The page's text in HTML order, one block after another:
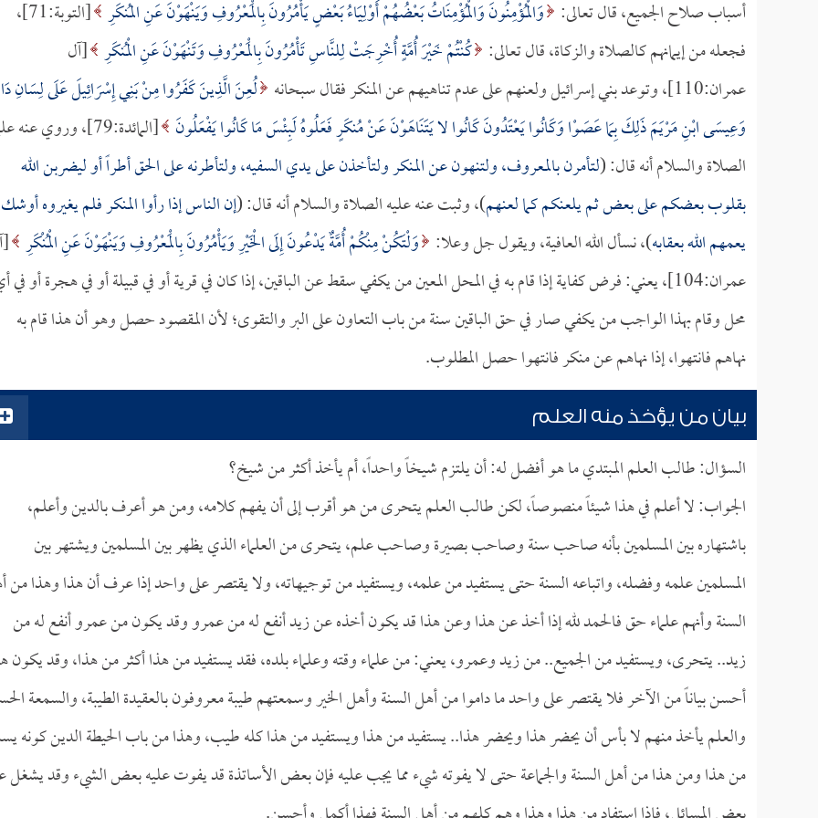
أسباب صلاح الجميع، قال تعالى: وَالْمُؤْمِنُونَ وَالْمُؤْمِنَاتُ بَعْضُهُمْ أَوْلِيَاءُ بَعْضٍ يَأْمُرُونَ بِالْمَعْرُوفِ وَيَنْهَوْنَ عَنِ المُنكَرِ
[التوبة:71]،
فجعله من إيمانهم كالصلاة والزكاة، قال تعالى: كُنْتُمْ خَيْرَ أُمَّةٍ أُخْرِجَتْ لِلنَّاسِ تَأْمُرُونَ بِالْمَعْرُوفِ وَتَنْهَوْنَ عَنِ الْمُنكَرِ [آل
عمران:110]، وتوعد بني إسرائيل ولعنهم على عدم تناهيهم عن المنكر فقال سبحانه
لُعِنَ الَّذِينَ كَفَرُوا مِنْ بَنِي إِسْرَائِيلَ عَلَى لِسَانِ
وَعِيسَى ابْنِ مَرْيَمَ ذَلِكَ بِمَا عَصَوْا وَكَانُوا يَعْتَدُونَ كَانُوا لا يَتَنَاهَوْنَ عَنْ مُنكَرٍ فَعَلُوهُ لَبِئْسَ مَا كَانُوا يَفْعَلُونَ
[المائدة:79]، وروي عنه
الصلاة والسلام أنه قال: (لتأمرن بالمعروف، ولتنهون عن المنكر ولتأخذن على يدي السفيه، ولتأطرنه على الحق أطراً أو ليضربن الله
بقلوب بعضكم على بعض ثم يلعنكم كما لعنهم)، وثبت عنه عليه الصلاة والسلام أنه قال: (إن الناس إذا رأوا المنكر فلم يغيروه
يعمهم الله بعقابه)، نسأل الله العافية، ويقول جل وعلا: وَلْتَكُنْ مِنْكُمْ أُمَّةٌ يَدْعُونَ إِلَى الْخَيْرِ وَيَأْمُرُونَ بِالْمَعْرُوفِ وَيَنْهَوْنَ عَنِ الْمُنْكَرِ
عمران:104]، يعني: فرض كفاية إذا قام به في المحل المعين من يكفي سقط عن الباقين، إذا كان في قرية أو في قبيلة أو في هجرة أو في
محل وقام بهذا الواجب من يكفي صار في حق الباقين سنة من باب التعاون على البر والتقوى؛ لأن المقصود حصل وهو أن هذا قام به
نهاهم فانتهوا، إذا نهاهم عن منكر فانتهوا حصل المطلوب.
بيان من يؤخذ منه العلم
السؤال: طالب العلم المبتدي ما هو أفضل له: أن يلتزم شيخاً واحداً، أم يأخذ أكثر من شيخ؟
الجواب: لا أعلم في هذا شيئاً منصوصاً، لكن طالب العلم يتحرى من هو أقرب إلى أن يفهم كلامه، ومن هو أعرف بالدين وأعلم،
باشتهاره بين المسلمين بأنه صاحب سنة وصاحب بصيرة وصاحب علم، يتحرى من العلماء الذي يظهر بين المسلمين ويشتهر بين
المسلمين علمه وفضله، واتباعه السنة حتى يستفيد من علمه، ويستفيد من توجيهاته، ولا يقتصر على واحد إذا عرف أن هذا وهذا من
السنة وأنهم علماء حق فالحمد لله إذا أخذ عن هذا وعن هذا قد يكون أخذه عن زيد أنفع له من عمرو وقد يكون من عمرو أنفع له من
زيد.. يتحرى، ويستفيد من الجميع.. من زيد وعمرو، يعني: من علماء وقته وعلماء بلده، فقد يستفيد من هذا أكثر من هذا، وقد يكون
أحسن بياناً من الآخر فلا يقتصر على واحد ما داموا من أهل السنة وأهل الخير وسمعتهم طيبة معروفون بالعقيدة الطيبة، والسمعة
والعلم يأخذ منهم لا بأس أن يحضر هذا ويحضر هذا.. يستفيد من هذا ويستفيد من هذا كله طيب، وهذا من باب الحيطة الدين كونه
من هذا ومن هذا من أهل السنة والجماعة حتى لا يفوته شيء مما يجب عليه فإن بعض الأساتذة قد يفوت عليه بعض الشيء وقد